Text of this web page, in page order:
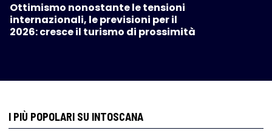
Ottimismo nonostante le tensioni
internazionali, le previsioni per il
2026: cresce il turismo di prossimità
I PIÙ POPOLARI SU INTOSCANA